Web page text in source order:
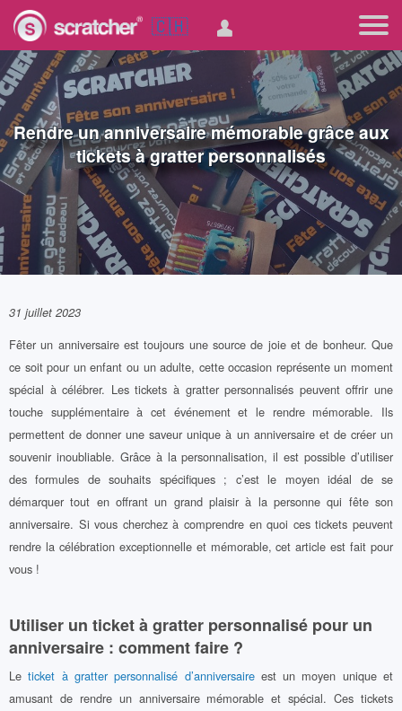
🇨🇭
Rendre un anniversaire mémorable grâce aux
tickets à gratter personnalisés
31 juillet 2023
Fêter un anniversaire est toujours une source de joie et de bonheur. Que
ce soit pour un enfant ou un adulte, cette occasion représente un moment
spécial à célébrer. Les tickets à gratter personnalisés peuvent offrir une
touche supplémentaire à cet événement et le rendre mémorable. Ils
permettent de donner une saveur unique à un anniversaire et de créer un
souvenir inoubliable. Grâce à la personnalisation, il est possible d’utiliser
des formules de souhaits spécifiques ; c’est le moyen idéal de se
démarquer tout en offrant un grand plaisir à la personne qui fête son
anniversaire. Si vous cherchez à comprendre en quoi ces tickets peuvent
rendre la célébration exceptionnelle et mémorable, cet article est fait pour
vous !
Utiliser un ticket à gratter personnalisé pour un
anniversaire : comment faire ?
Leticket à gratter personnalisé d’anniversaireest un moyen unique et
amusant de rendre un anniversaire mémorable et spécial. Ces tickets